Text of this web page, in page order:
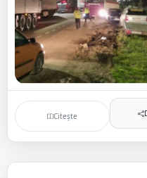
Citește